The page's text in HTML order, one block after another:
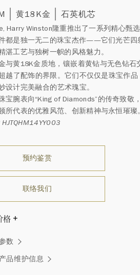
黄18K金 石英机芯
Harry Winston隆重推出了一系列精心甄
都是独一无二的珠宝杰作——它们光芒四
湛工艺与独树一帜的风格魅力。
与黄18K金质地，镶⁠嵌⁠着黄钻与无色钻石
越⁠了配饰的界限。它们不仅仅是珠宝作
设计完美融⁠合⁠的艺术瑰宝。
宝腕表向“King of Diamonds”的传奇致敬
所代表的优雅风范、创新精神与永恒璀璨。
预约鉴赏
联络我们
格
件高级珠宝作品也是如此：每个宝石皆与
式，重量和宝石的等级亦不尽相同。如有
。
数
品维护信息